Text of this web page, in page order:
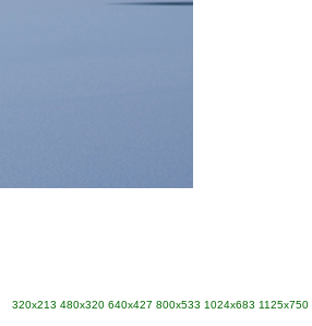
320x213 480x320 640x427 800x533 1024x683 1125x750